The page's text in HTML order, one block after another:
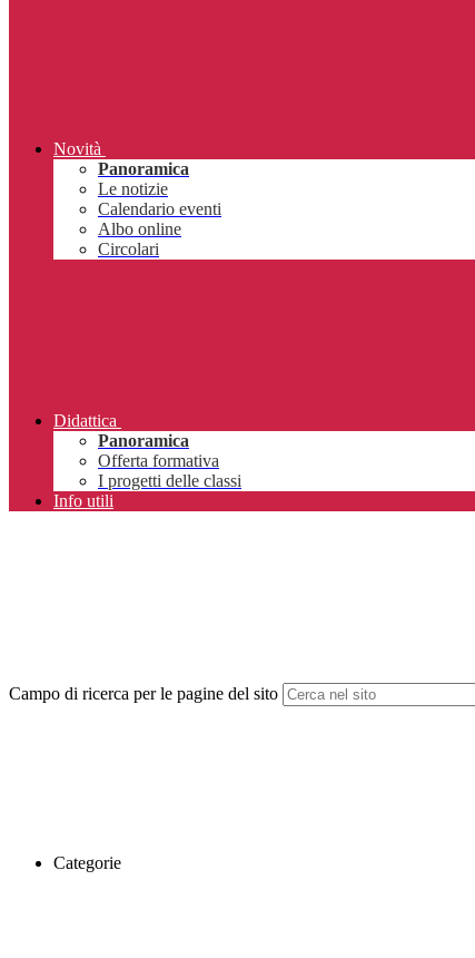
Novità
Panoramica
Le notizie
Calendario eventi
Albo online
Circolari
Didattica
Panoramica
Offerta formativa
I progetti delle classi
Info utili
Campo di ricerca per le pagine del sito
Categorie